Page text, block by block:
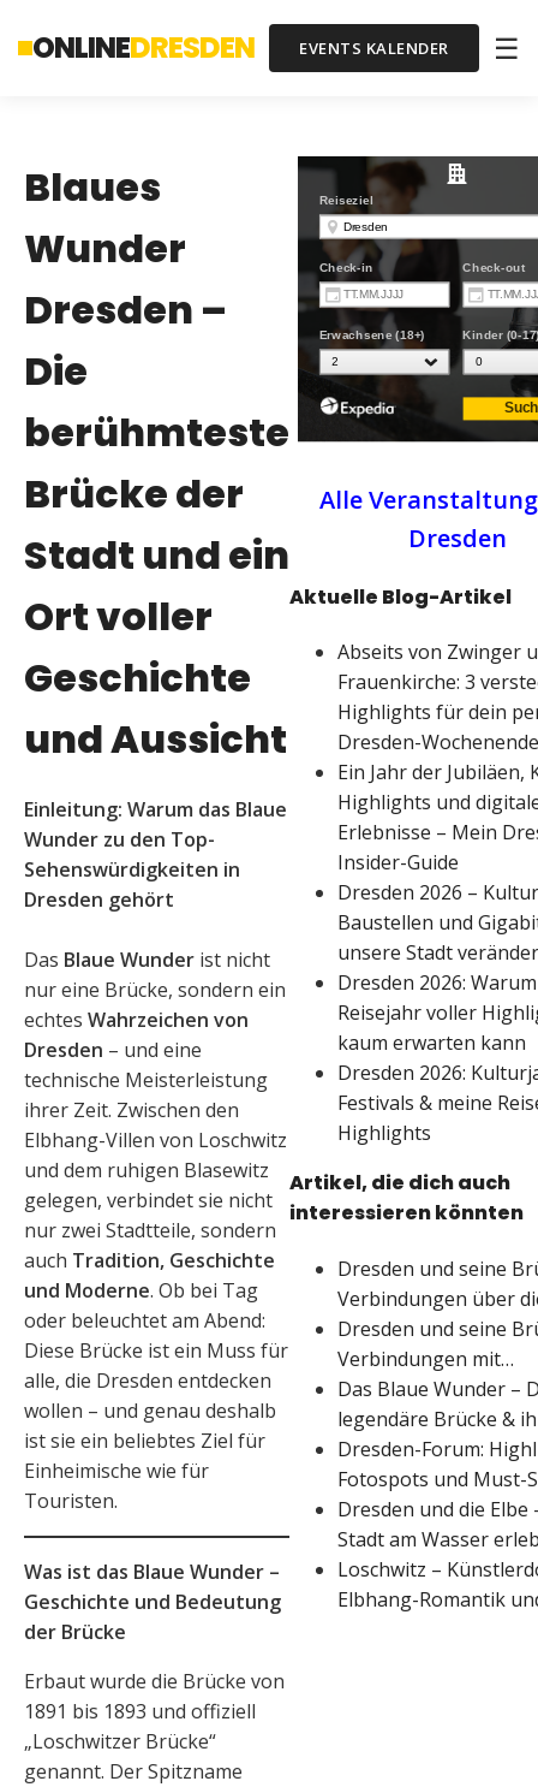
ONLINEDRESDEN EVENTS KALENDER ☰
Blaues
Wunder
Dresden –
Die
berühmteste
Brücke der
Stadt und ein
Ort voller
Geschichte
und Aussicht
Einleitung: Warum das Blaue
Wunder zu den Top-
Sehenswürdigkeiten in
Dresden gehört
Das Blaue Wunder ist nicht
nur eine Brücke, sondern ein
echtes Wahrzeichen von
Dresden – und eine
technische Meisterleistung
ihrer Zeit. Zwischen den
Elbhang-Villen von Loschwitz
und dem ruhigen Blasewitz
gelegen, verbindet sie nicht
nur zwei Stadtteile, sondern
auch Tradition, Geschichte
und Moderne. Ob bei Tag
oder beleuchtet am Abend:
Diese Brücke ist ein Muss für
alle, die Dresden entdecken
wollen – und genau deshalb
ist sie ein beliebtes Ziel für
Einheimische wie für
Touristen.
Was ist das Blaue Wunder –
Geschichte und Bedeutung
der Brücke
Erbaut wurde die Brücke von
1891 bis 1893 und offiziell
„Loschwitzer Brücke“
genannt. Der Spitzname
Alle
Dresden
Aktuelle Blog-Artikel
Abseits von Zwinger
Frauenkirche: 3
Highlights für dein
Dresden-Wochenende
Ein Jahr der Jubiläen,
Highlights und
Erlebnisse – Mein
Insider-Guide
Dresden 2026 –
Baustellen und
unsere Stadt
Dresden 2026:
Reisejahr voller
kaum erwarten kann
Dresden 2026:
Festivals & meine
Highlights
Artikel, die dich auch
interessieren könnten
Dresden und seine
Verbindungen über
Dresden und seine
Verbindungen mit…
Das Blaue Wunder –
legendäre Brücke &
Dresden-Forum:
Fotospots und Must-
Dresden und die Elbe
Stadt am Wasser
Loschwitz –
Elbhang-Romantik